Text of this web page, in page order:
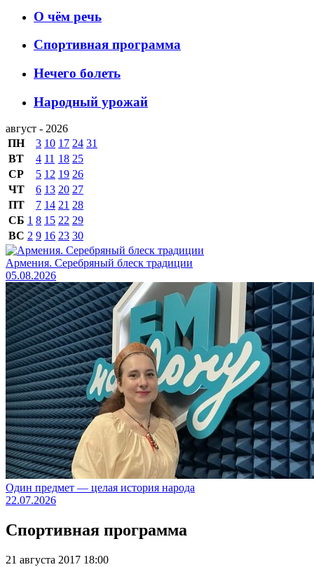
О чём речь
Спортивная программа
Нечего болеть
Народный урожай
август - 2026
ПН
3 10 17 24 31
ВТ
4 11 18 25
СР
5 12 19 26
ЧТ
6 13 20 27
ПТ
7 14 21 28
СБ 1 8 15 22 29
ВС 2 9 16 23 30
Армения. Серебряный блеск традиции
05.08.2026
Один предмет — целая история народа
22.07.2026
Спортивная программа
21 августа 2017 18:00